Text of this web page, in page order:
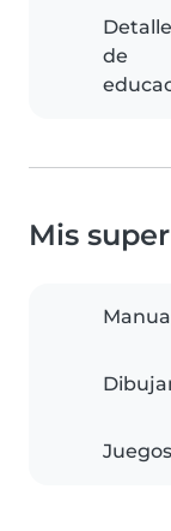
de
Mis
Juegos